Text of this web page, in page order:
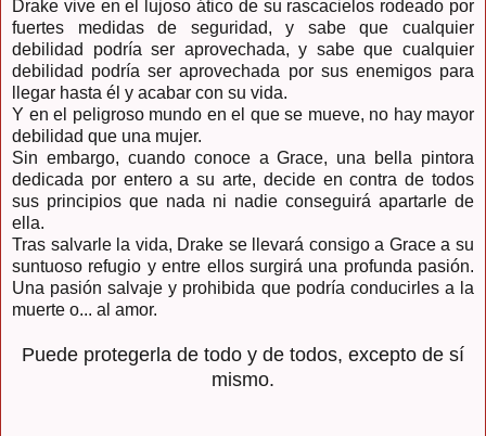
Drake vive en el lujoso ático de su rascacielos rodeado por
fuertes medidas de seguridad, y sabe que cualquier
debilidad podría ser aprovechada, y sabe que cualquier
debilidad podría ser aprovechada por sus enemigos para
llegar hasta él y acabar con su vida.
Y en el peligroso mundo en el que se mueve, no hay mayor
debilidad que una mujer.
Sin embargo, cuando conoce a Grace, una bella pintora
dedicada por entero a su arte, decide en contra de todos
sus principios que nada ni nadie conseguirá apartarle de
ella.
Tras salvarle la vida, Drake se llevará consigo a Grace a su
suntuoso refugio y entre ellos surgirá una profunda pasión.
Una pasión salvaje y prohibida que podría conducirles a la
muerte o... al amor.
Puede protegerla de todo y de todos, excepto de sí
mismo.